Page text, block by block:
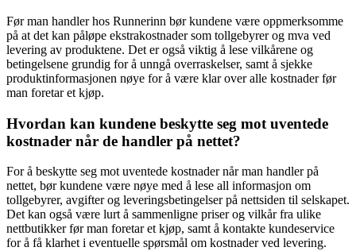
Før man handler hos Runnerinn bør kundene være oppmerksomme
på at det kan påløpe ekstrakostnader som tollgebyrer og mva ved
levering av produktene. Det er også viktig å lese vilkårene og
betingelsene grundig for å unngå overraskelser, samt å sjekke
produktinformasjonen nøye for å være klar over alle kostnader før
man foretar et kjøp.
Hvordan kan kundene beskytte seg mot uventede
kostnader når de handler på nettet?
For å beskytte seg mot uventede kostnader når man handler på
nettet, bør kundene være nøye med å lese all informasjon om
tollgebyrer, avgifter og leveringsbetingelser på nettsiden til selskapet.
Det kan også være lurt å sammenligne priser og vilkår fra ulike
nettbutikker før man foretar et kjøp, samt å kontakte kundeservice
for å få klarhet i eventuelle spørsmål om kostnader ved levering.